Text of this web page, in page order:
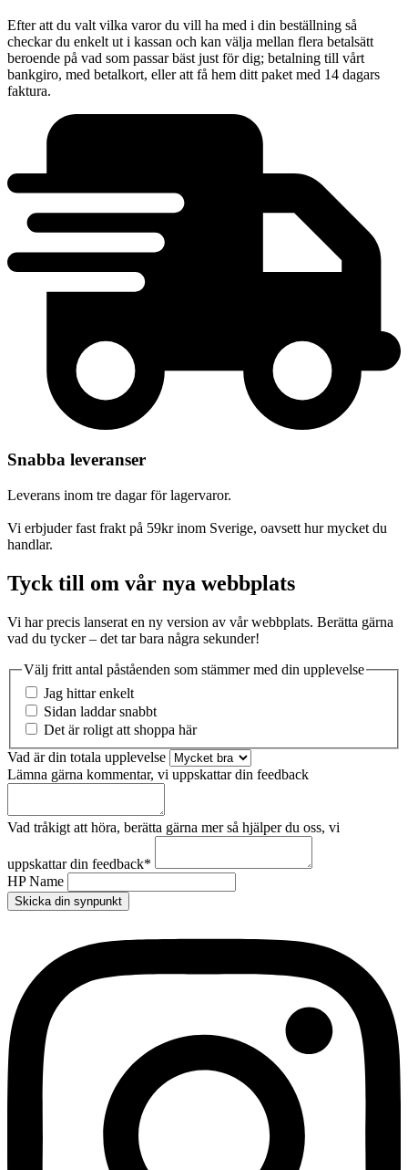
Efter att du valt vilka varor du vill ha med i din beställning så
checkar du enkelt ut i kassan och kan välja mellan flera betalsätt
beroende på vad som passar bäst just för dig; betalning till vårt
bankgiro, med betalkort, eller att få hem ditt paket med 14 dagars
faktura.
Snabba leveranser
Leverans inom tre dagar för lagervaror.
Vi erbjuder fast frakt på 59kr inom Sverige, oavsett hur mycket du
handlar.
Tyck till om vår nya webbplats
Vi har precis lanserat en ny version av vår webbplats. Berätta gärna
vad du tycker – det tar bara några sekunder!
Välj fritt antal påståenden som stämmer med din upplevelse
Jag hittar enkelt
Sidan laddar snabbt
Det är roligt att shoppa här
Vad är din totala upplevelse
Lämna gärna kommentar, vi uppskattar din feedback
Vad tråkigt att höra, berätta gärna mer så hjälper du oss, vi
uppskattar din feedback*
HP Name
Skicka din synpunkt